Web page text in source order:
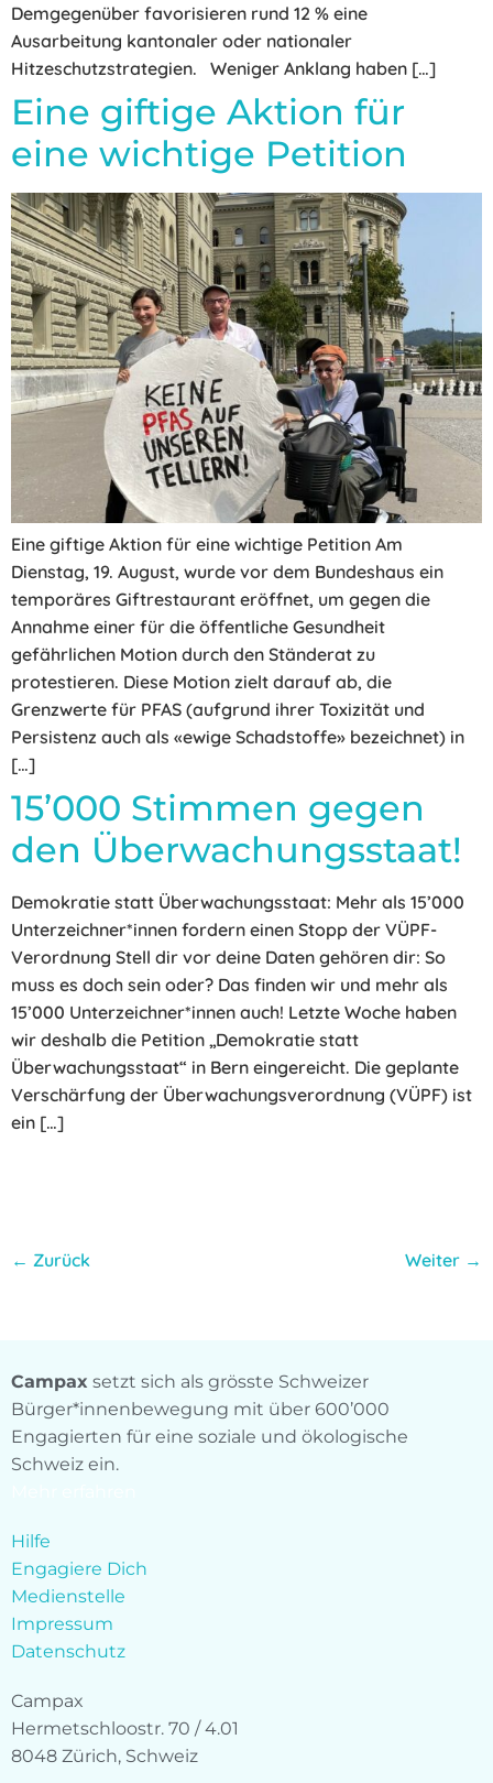
Demgegenüber favorisieren rund 12 % eine
Ausarbeitung kantonaler oder nationaler
Hitzeschutzstrategien. Weniger Anklang haben […]
Eine giftige Aktion für
eine wichtige Petition
Eine giftige Aktion für eine wichtige Petition Am
Dienstag, 19. August, wurde vor dem Bundeshaus ein
temporäres Giftrestaurant eröffnet, um gegen die
Annahme einer für die öffentliche Gesundheit
gefährlichen Motion durch den Ständerat zu
protestieren. Diese Motion zielt darauf ab, die
Grenzwerte für PFAS (aufgrund ihrer Toxizität und
Persistenz auch als «ewige Schadstoffe» bezeichnet) in
[…]
15’000 Stimmen gegen
den Überwachungsstaat!
Demokratie statt Überwachungsstaat: Mehr als 15’000
Unterzeichner*innen fordern einen Stopp der VÜPF-
Verordnung Stell dir vor deine Daten gehören dir: So
muss es doch sein oder? Das finden wir und mehr als
15’000 Unterzeichner*innen auch! Letzte Woche haben
wir deshalb die Petition „Demokratie statt
Überwachungsstaat“ in Bern eingereicht. Die geplante
Verschärfung der Überwachungsverordnung (VÜPF) ist
ein […]
← Zurück Weiter →
Campax setzt sich als grösste Schweizer
Bürger*innenbewegung mit über 600’000
Engagierten für eine soziale und ökologische
Schweiz ein.
Hilfe
Engagiere Dich
Medienstelle
Impressum
Datenschutz
Campax
Hermetschloostr. 70 / 4.01
8048 Zürich, Schweiz